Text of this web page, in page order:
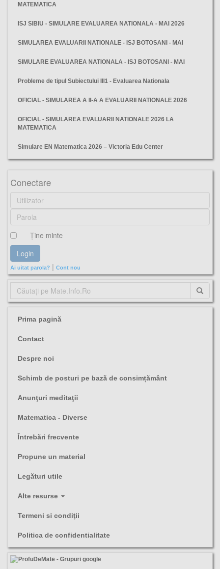
MATEMATICA
ISJ SIBIU - SIMULARE EVALUAREA NATIONALA - MAI 2026
SIMULAREA EVALUARII NATIONALE - ISJ BOTOSANI - MAI
SIMULARE EVALUAREA NATIONALA - ISJ BOTOSANI - MAI
Probleme de tipul Subiectului III1 - Evaluarea Nationala
OFICIAL - SIMULAREA A II-A A EVALUARII NATIONALE 2026
OFICIAL - SIMULAREA EVALUARII NATIONALE 2026 LA
MATEMATICA
Simulare EN Matematica 2026 – Victoria Edu Center
Conectare
Ţine minte
Ai uitat parola? | Cont nou
Prima pagină
Contact
Despre noi
Schimb de posturi pe bază de consimțământ
Anunţuri meditaţii
Matematica - Diverse
Întrebări frecvente
Propune un material
Legături utile
Alte resurse
Termeni si condiţii
Politica de confidentialitate